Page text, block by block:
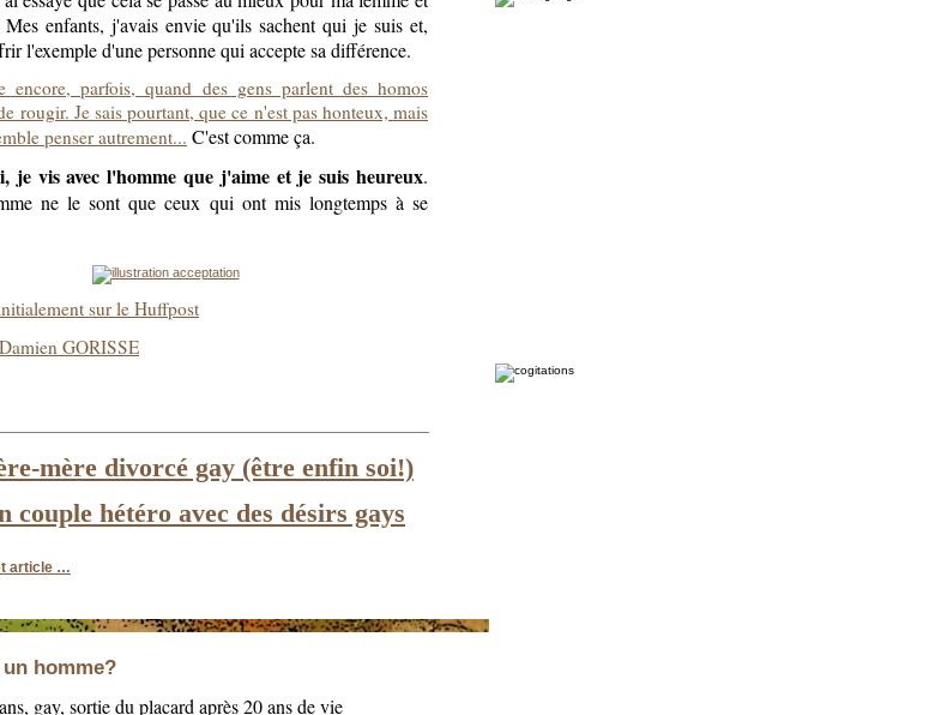
Mes enfants, j'avais envie qu'ils sachent qui je suis et,
l'exemple d'une personne qui accepte sa différence.
encore, parfois, quand des gens parlent des homos
rougir. Je sais pourtant, que ce n'est pas honteux, mais
penser autrement... C'est comme ça.
je vis avec l'homme que j'aime et je suis heureux.
ne le sont que ceux qui ont mis longtemps à se
sur le Huffpost
Damien GORISSE
mère divorcé gay (être enfin soi!)
couple hétéro avec des désirs gays
article …
homme?
gay, sortie du placard après 20 ans de vie